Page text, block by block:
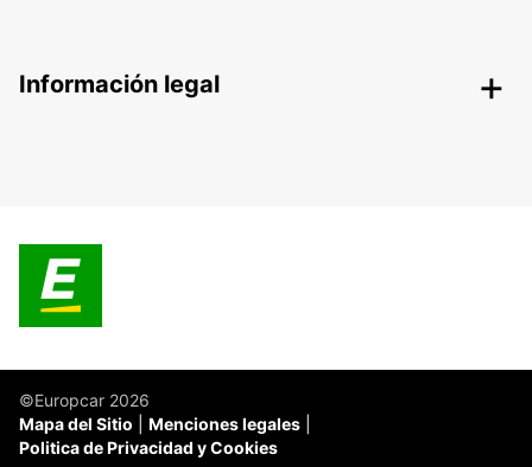
Información legal
©Europcar 2026
Mapa del Sitio
Menciones legales
Politica de Privacidad y Cookies